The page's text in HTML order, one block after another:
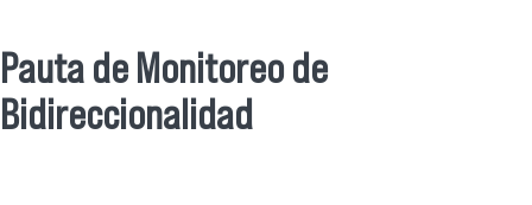
Se encuentra usted aquí
Pauta de Monitoreo de
Bidireccionalidad